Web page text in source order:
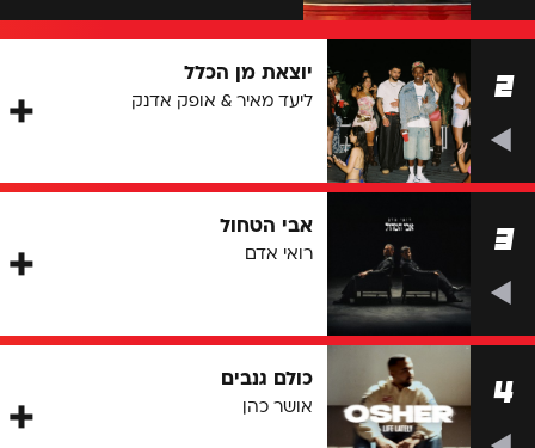
2 יוצאת מן הכלל
ליעד מאיר & אופק אדנק
3 אבי הטחול
רואי אדם
4 כולם גנבים
אושר כהן